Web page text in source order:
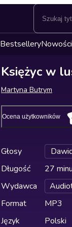
BestselleryNowości
Księżyc w
Martyna Butrym
Ocena użytkowników
Głosy
Długość
27
Wydawca
Format
MP3
Język
Polski